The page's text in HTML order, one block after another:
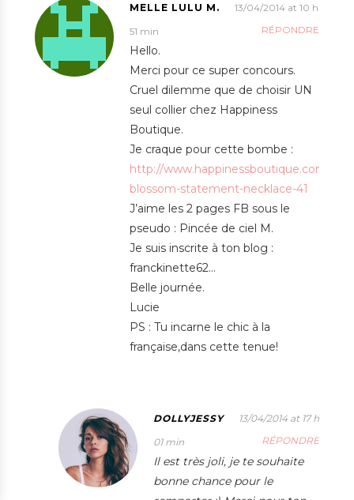
MELLE LULU M.
13/04/2014 at 10 h
51 min
RÉPONDRE
Hello.
Merci pour ce super concours.
Cruel dilemme que de choisir UN
seul collier chez Happiness
Boutique.
Je craque pour cette bombe :
http://www.happinessboutique.com/en/
blossom-statement-necklace-41
J’aime les 2 pages FB sous le
pseudo : Pincée de ciel M.
Je suis inscrite à ton blog :
franckinette62…
Belle journée.
Lucie
PS : Tu incarne le chic à la
française,dans cette tenue!
DOLLYJESSY
13/04/2014 at 17 h
01 min
RÉPONDRE
Il est très joli, je te souhaite
bonne chance pour le